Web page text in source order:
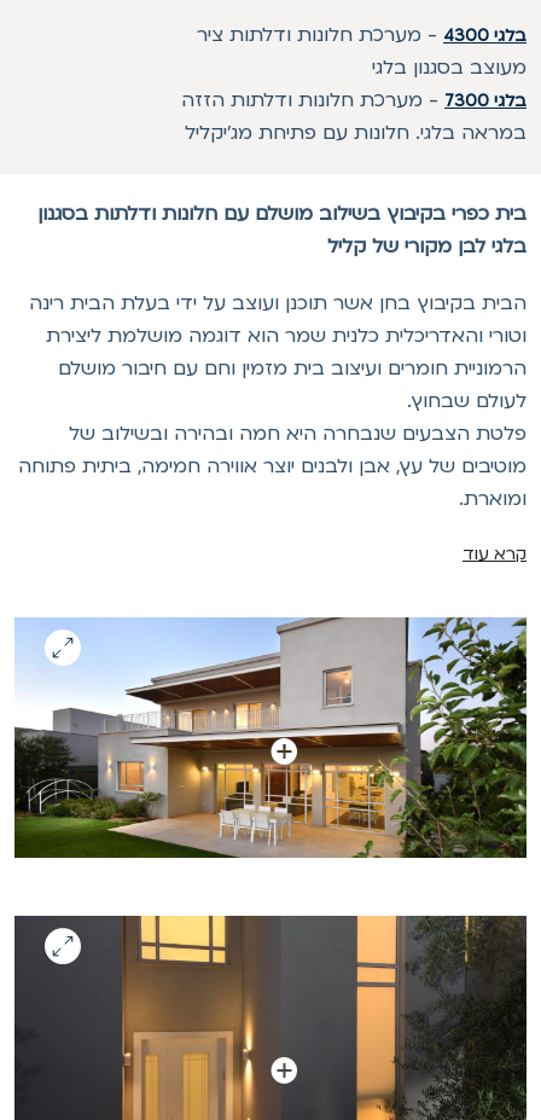
4300
- מערכת חלונות ודלתות ציר
בסגנון בלגי
7300
- מערכת חלונות ודלתות הזזה
בלגי. חלונות עם פתיחת מג'יקליל
כפרי בקיבוץ בשילוב מושלם עם חלונות ודלתות בסגנון
לבן מקורי של קליל
בקיבוץ בחן אשר תוכנן ועוצב על ידי בעלת הבית רינה
והאדריכלית כלנית שמר הוא דוגמה מושלמת ליצירת
חומרים ועיצוב בית מזמין וחם עם חיבור מושלם
שבחוץ.
הצבעים שנבחרה היא חמה ובהירה ובשילוב של
של עץ, אבן ולבנים יוצר אווירה חמימה, ביתית פתוחה
עוד